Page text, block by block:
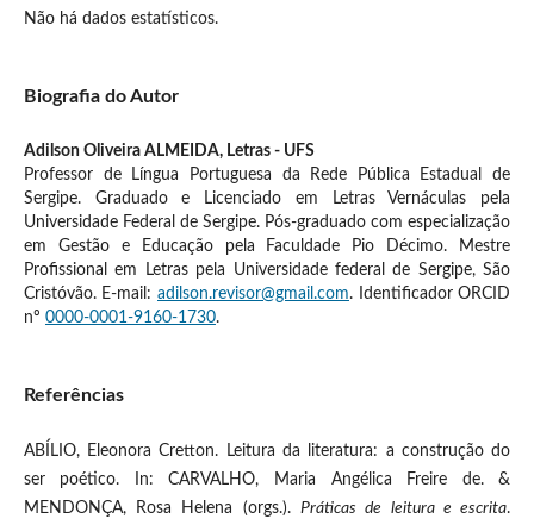
Não há dados estatísticos.
Biografia do Autor
Adilson Oliveira ALMEIDA, Letras - UFS
Professor de Língua Portuguesa da Rede Pública Estadual de
Sergipe. Graduado e Licenciado em Letras Vernáculas pela
Universidade Federal de Sergipe. Pós-graduado com especialização
em Gestão e Educação pela Faculdade Pio Décimo. Mestre
Profissional em Letras pela Universidade federal de Sergipe, São
Cristóvão. E-mail: adilson.revisor@gmail.com. Identificador ORCID
nº 0000-0001-9160-1730.
Referências
ABÍLIO, Eleonora Cretton. Leitura da literatura: a construção do
ser poético. In: CARVALHO, Maria Angélica Freire de. &
MENDONÇA, Rosa Helena (orgs.). Práticas de leitura e escrita.